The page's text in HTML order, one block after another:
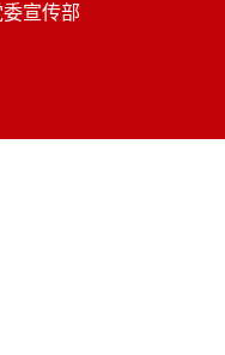
宣传部